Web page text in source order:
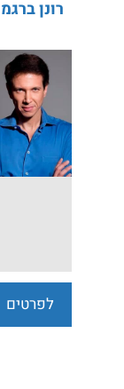
רונן
לפרטים